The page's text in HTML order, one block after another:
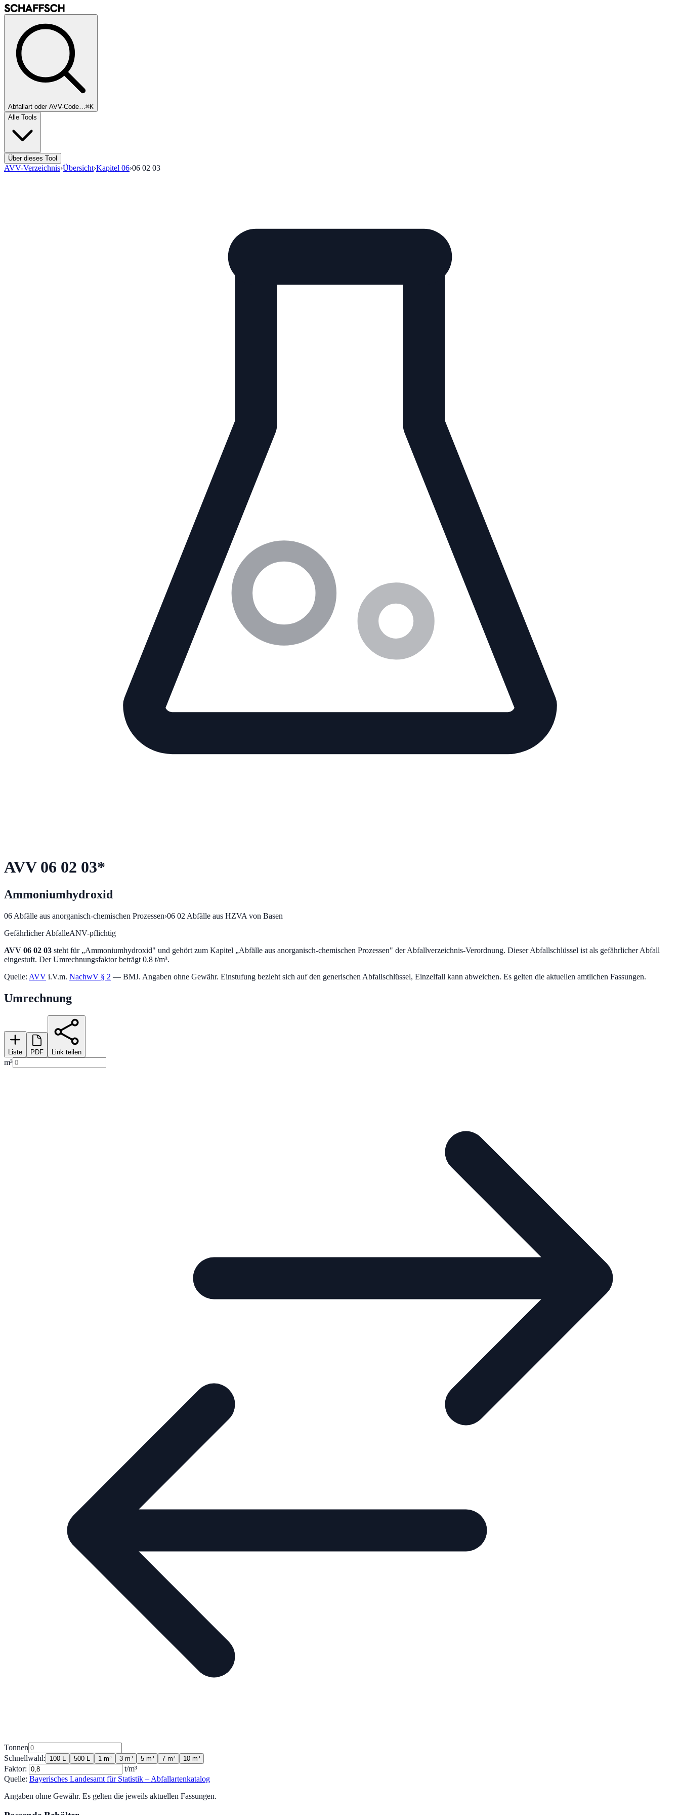
Abfallart oder AVV-Code…⌘K
Alle Tools
Über dieses Tool
AVV-Verzeichnis›Übersicht›Kapitel 06›06 02 03
AVV 06 02 03*
Ammoniumhydroxid
06 Abfälle aus anorganisch-chemischen Prozessen›06 02 Abfälle aus HZVA von Basen
Gefährlicher AbfalleANV-pflichtig
AVV 06 02 03 steht für „Ammoniumhydroxid" und gehört zum Kapitel „Abfälle aus anorganisch-chemischen Prozessen" der Abfallverzeichnis-Verordnung. Dieser Abfallschlüssel ist als gefährlicher Abfall
eingestuft. Der Umrechnungsfaktor beträgt 0.8 t/m³.
Quelle: AVV i.V.m. NachwV § 2 — BMJ. Angaben ohne Gewähr. Einstufung bezieht sich auf den generischen Abfallschlüssel, Einzelfall kann abweichen. Es gelten die aktuellen amtlichen Fassungen.
Umrechnung
Liste PDF Link teilen
m³
Tonnen
Schnellwahl:
100 L 500 L 1 m³ 3 m³ 5 m³ 7 m³ 10 m³
Faktor:
t/m³
Quelle: Bayerisches Landesamt für Statistik – Abfallartenkatalog
Angaben ohne Gewähr. Es gelten die jeweils aktuellen Fassungen.